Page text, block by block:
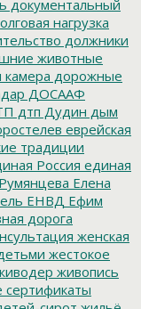
документальный
нагрузка
должники
животные
дорожные
ДОСААФ
дтп Дудин дым
еврейская
традиции
Россия единая
Елена
ель ЕНВД Ефим
дорога
женская
жестокое
живопись